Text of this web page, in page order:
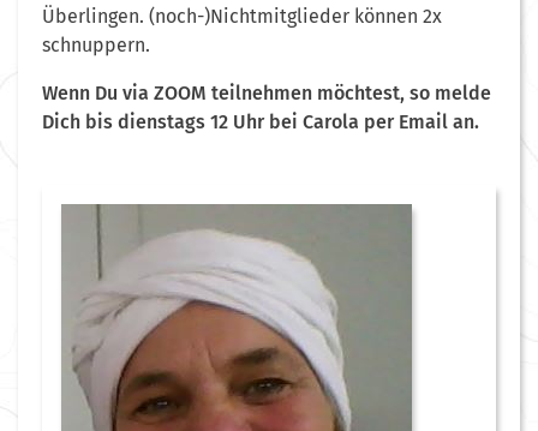
Überlingen. (noch-)Nichtmitglieder können 2x
schnuppern.
Wenn Du via ZOOM teilnehmen möchtest, so melde
Dich bis dienstags 12 Uhr bei Carola per Email an.